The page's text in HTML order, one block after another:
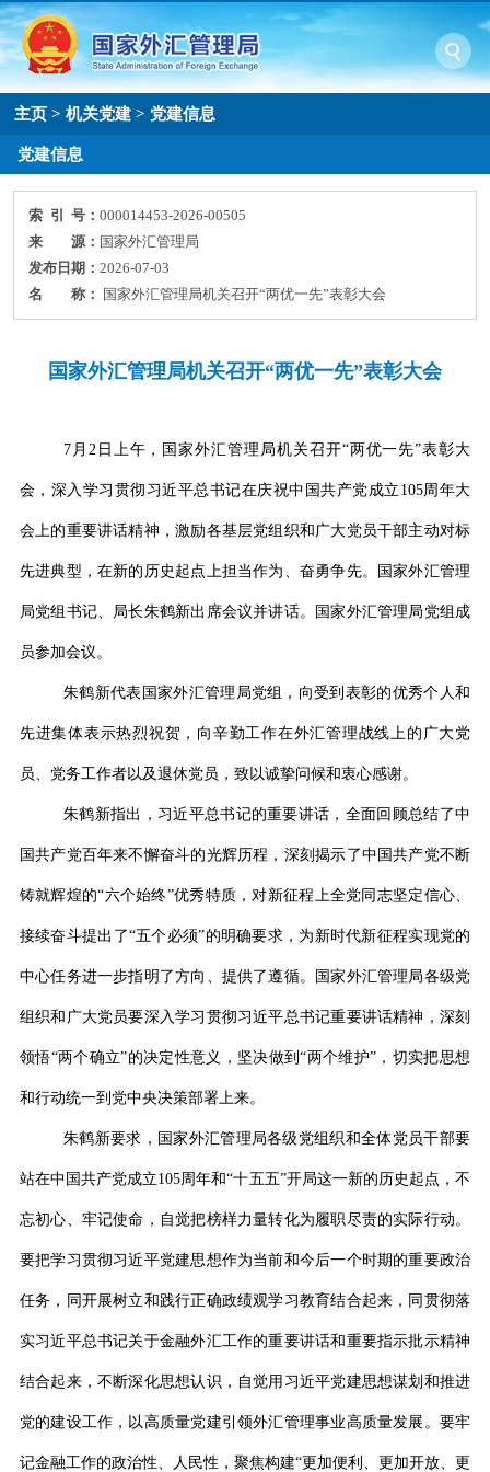
主页 >机关党建 > 党建信息
党建信息
索 引 号：000014453-2026-00505
来 源： 国家外汇管理局
发布日期：2026-07-03
名 称：
国家外汇管理局机关召开“两优一先”表彰大会
国家外汇管理局机关召开“两优一先”表彰大会
7月 2 日上午，国家外汇管理局机关召开“两优一先”表彰大
会，深入学习贯彻习近平总书记在庆祝中国共产党成立 105周年大
会上的重要讲话精神，激励各基层党组织和广大党员干部主动对标
先进典型，在新的历史起点上担当作为、奋勇争先。国家外汇管理
局党组书记、局长朱鹤新出席会议并讲话。国家外汇管理局党组成
员参加会议。
朱鹤新代表国家外汇管理局党组，向受到表彰的优秀个人和
先进集体表示热烈祝贺，向辛勤工作在外汇管理战线上的广大党
员、党务工作者以及退休党员，致以诚挚问候和衷心感谢。
朱鹤新指出，习近平总书记的重要讲话，全面回顾总结了中
国共产党百年来不懈奋斗的光辉历程，深刻揭示了中国共产党不断
铸就辉煌的“六个始终”优秀特质，对新征程上全党同志坚定信心、
接续奋斗提出了“五个必须”的明确要求，为新时代新征程实现党的
中心任务进一步指明了方向、提供了遵循。国家外汇管理局各级党
组织和广大党员要深入学习贯彻习近平总书记重要讲话精神，深刻
领悟“两个确立”的决定性意义，坚决做到“两个维护” ，切实把思想
和行动统一到党中央决策部署上来。
朱鹤新要求，国家外汇管理局各级党组织和全体党员干部要
站在中国共产党成立105周年和“十五五”开局这一新的历史起点，不
忘初心、牢记使命，自觉把榜样力量转化为履职尽责的实际行动。
要把学习贯彻习近平党建思想作为当前和今后一个时期的重要政治
任务，同开展树立和践行正确政绩观学习教育结合起来，同贯彻落
实习近平总书记关于金融外汇工作的重要讲话和重要指示批示精神
结合起来，不断深化思想认识，自觉用习近平党建思想谋划和推进
党的建设工作，以高质量党建引领外汇管理事业高质量发展。要牢
记金融工作的政治性、人民性，聚焦构建“更加便利、更加开放、更